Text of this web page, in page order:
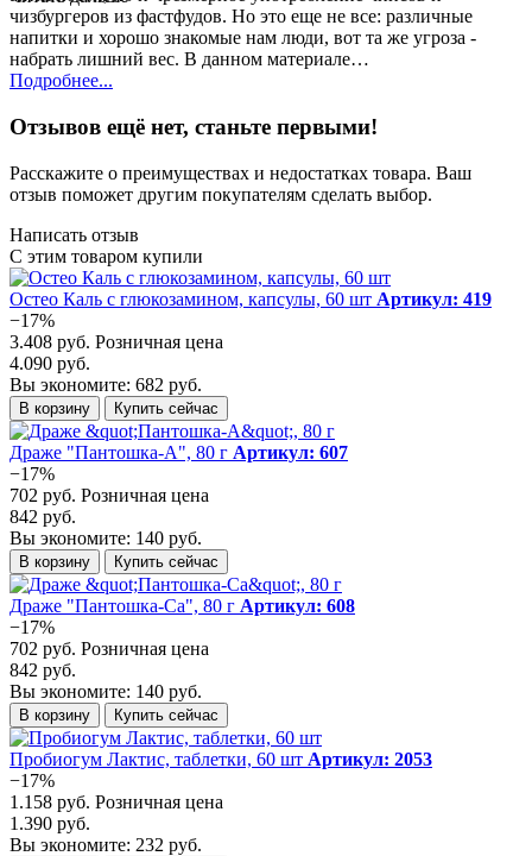
чизбургеров из фастфудов. Но это еще не все: различные
напитки и хорошо знакомые нам люди, вот та же угроза -
набрать лишний вес. В данном материале…
Подробнее...
Отзывов ещё нет, станьте первыми!
Расскажите о преимуществах и недостатках товара. Ваш
отзыв поможет другим покупателям сделать выбор.
Написать отзыв
С этим товаром купили
Остео Каль с глюкозамином, капсулы, 60 шт Артикул: 419
−17%
3.408 руб. Розничная цена
4.090 руб.
Вы экономите: 682 руб.
В корзину Купить сейчас
Драже "Пантошка-A", 80 г Артикул: 607
−17%
702 руб. Розничная цена
842 руб.
Вы экономите: 140 руб.
В корзину Купить сейчас
Драже "Пантошка-Ca", 80 г Артикул: 608
−17%
702 руб. Розничная цена
842 руб.
Вы экономите: 140 руб.
В корзину Купить сейчас
Пробиогум Лактис, таблетки, 60 шт Артикул: 2053
−17%
1.158 руб. Розничная цена
1.390 руб.
Вы экономите: 232 руб.